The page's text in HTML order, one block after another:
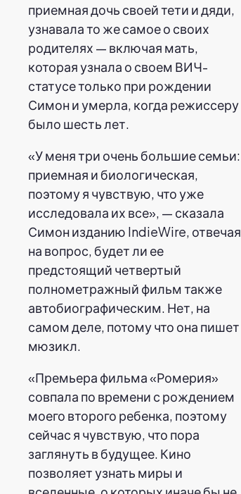
приемная дочь своей тети и дяди,
узнавала то же самое о своих
родителях — включая мать,
которая узнала о своем ВИЧ-
статусе только при рождении
Симон и умерла, когда режиссеру
было шесть лет.
«У меня три очень большие семьи:
приемная и биологическая,
поэтому я чувствую, что уже
исследовала их все», — сказала
Симон изданию IndieWire, отвечая
на вопрос, будет ли ее
предстоящий четвертый
полнометражный фильм также
автобиографическим. Нет, на
самом деле, потому что она пишет
мюзикл.
«Премьера фильма «Ромерия»
совпала по времени с рождением
моего второго ребенка, поэтому
сейчас я чувствую, что пора
заглянуть в будущее. Кино
позволяет узнать миры и